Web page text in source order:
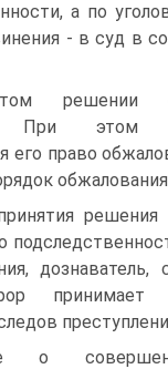
а по
- в суд в
решении
При этом
его право
решения
дознаватель,
о